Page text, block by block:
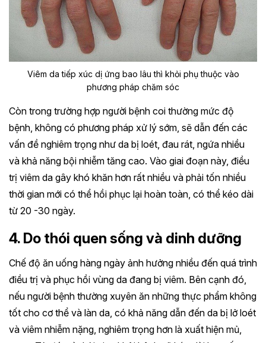
Viêm da tiếp xúc dị ứng bao lâu thì khỏi phụ thuộc vào
phương pháp chăm sóc
Còn trong trường hợp người bệnh coi thường mức độ
bệnh, không có phương pháp xử lý sớm, sẽ dẫn đến các
vấn đề nghiêm trọng như da bị loét, đau rát, ngứa nhiều
và khả năng bội nhiễm tăng cao. Vào giai đoạn này, điều
trị viêm da gây khó khăn hơn rất nhiều và phải tốn nhiều
thời gian mới có thể hồi phục lại hoàn toàn, có thể kéo dài
từ 20 -30 ngày.
4. Do thói quen sống và dinh dưỡng
Chế độ ăn uống hàng ngày ảnh hưởng nhiều đến quá trình
điều trị và phục hồi vùng da đang bị viêm. Bên cạnh đó,
nếu người bệnh thường xuyên ăn những thực phẩm không
tốt cho cơ thể và làn da, có khả năng dẫn đến da bị lở loét
và viêm nhiễm nặng, nghiêm trọng hơn là xuất hiện mủ,